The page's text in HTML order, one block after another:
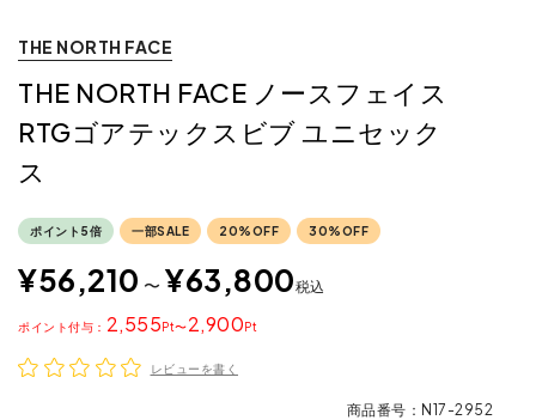
THE NORTH FACE
THE NORTH FACE ノースフェイス
RTGゴアテックスビブ ユニセック
ス
ポイント5倍 一部SALE 20%OFF 30%OFF
¥56,210 〜 ¥63,800税込
2,555 〜2,900
ポイント
レビューを書く
商品番号 N17-2952